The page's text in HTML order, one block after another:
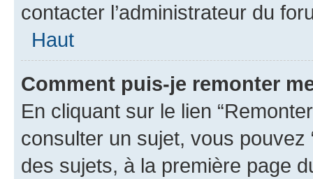
contacter l’administrateur du
Haut
Comment puis-je remonter
En cliquant sur le lien
consulter un sujet, vous pouvez
des sujets, à la première page